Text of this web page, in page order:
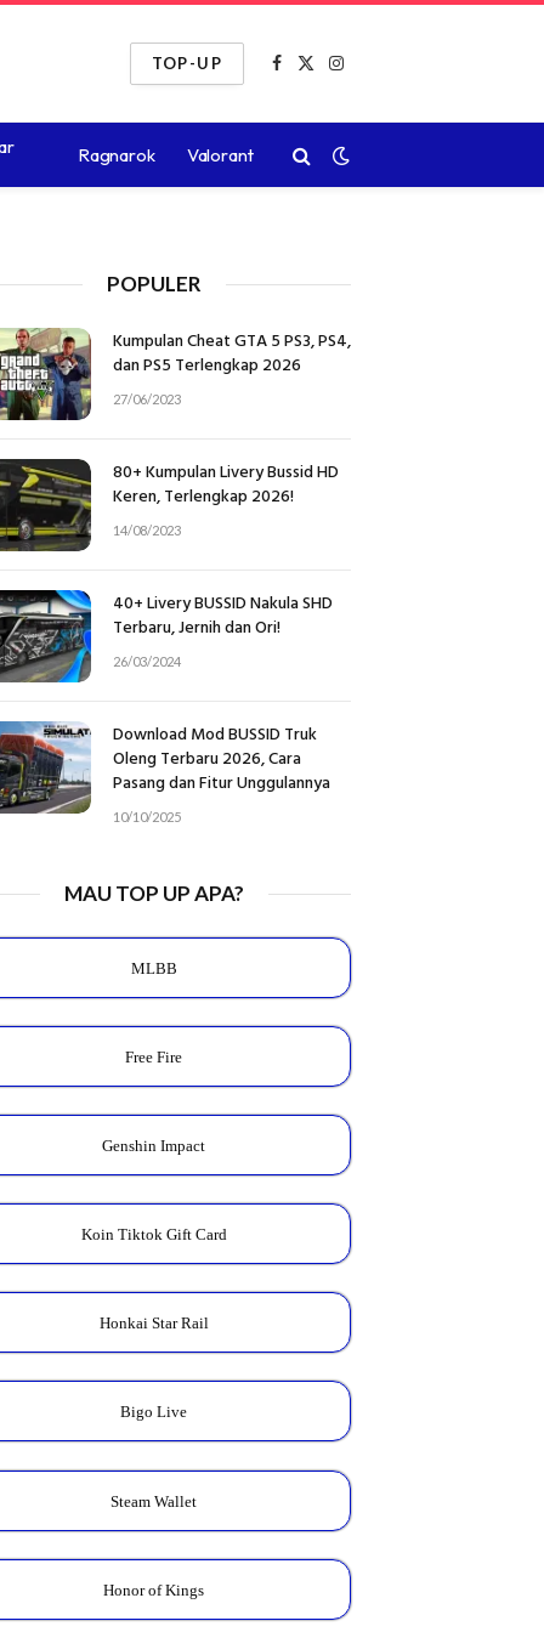
TOP-UP
Facebook
X
Instagram
Ragnarok Valorant
POPULER
Kumpulan Cheat GTA 5 PS3, PS4,
dan PS5 Terlengkap 2026
27/06/2023
80+ Kumpulan Livery Bussid HD
Keren, Terlengkap 2026!
14/08/2023
40+ Livery BUSSID Nakula SHD
Terbaru, Jernih dan Ori!
26/03/2024
Download Mod BUSSID Truk
Oleng Terbaru 2026, Cara
Pasang dan Fitur Unggulannya
10/10/2025
MAU TOP UP APA?
MLBB
Free Fire
Genshin Impact
Koin Tiktok Gift Card
Honkai Star Rail
Bigo Live
Steam Wallet
Honor of Kings